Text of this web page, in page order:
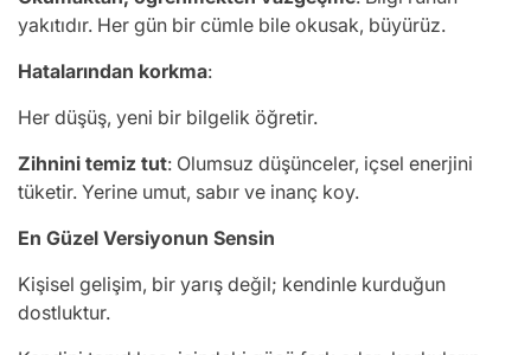
yakıtıdır. Her gün bir cümle bile okusak, büyürüz.
Hatalarından korkma:
Her düşüş, yeni bir bilgelik öğretir.
Zihnini temiz tut: Olumsuz düşünceler, içsel enerjini
tüketir. Yerine umut, sabır ve inanç koy.
En Güzel Versiyonun Sensin
Kişisel gelişim, bir yarış değil; kendinle kurduğun
dostluktur.